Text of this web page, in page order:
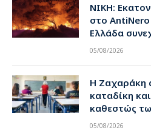
ΝΙΚΗ:
στο AntiNero
Ελλάδα
05/08/2026
Η Ζαχαράκη
καταδίκη
καθεστώς
05/08/2026